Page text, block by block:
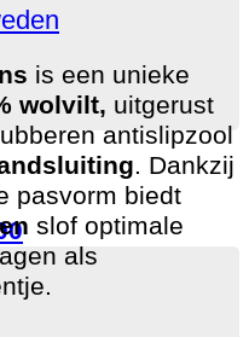
is een unieke
wolvilt, uitgerust
antislipzool
. Dankzij
pasvorm biedt
slof optimale
als